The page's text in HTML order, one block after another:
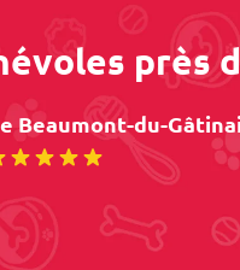
près
Beaumont-du-